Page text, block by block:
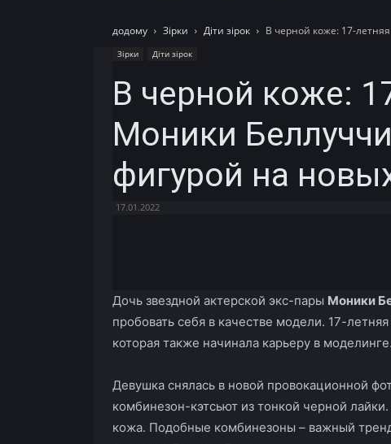
додому Зірки Діти зірок В черной коже: 17-
Зірки Діти зірок
В черной коже:
Моники
фигурой на
17.01.2022
Дочь звездной актерской экс-пары Моники
пробовать себя в качестве модели. 17-летняя
которая также начинала карьеру в моделинге.
Девушка снялась в новой провокационной
комбинезон-кэтсьют из тонкой черной
кожа. Подобные комбинезоны – важный